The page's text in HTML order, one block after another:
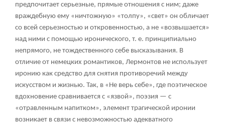
предпочитает серьезные, прямые отношения с ним; даже
враждебную ему «ничтожную» «толпу», «свет» он обличает
со всей серьезностью и откровенностью, а не «возвышается»
над ними с помощью иронического, т. е. принципиально
непрямого, не тождественного себе высказывания. В
отличие от немецких романтиков, Лермонтов не использует
иронию как средство для снятия противоречий между
искусством и жизнью. Так, в «Не верь себе», где поэтическое
вдохновение сравнивается с «язвой», поэзия — с
«отравленным напитком», элемент трагической иронии
возникает в связи с невозможностью адекватного